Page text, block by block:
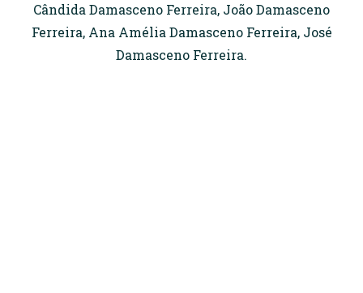
Cândida Damasceno Ferreira, João Damasceno
Ferreira, Ana Amélia Damasceno Ferreira, José
Damasceno Ferreira.